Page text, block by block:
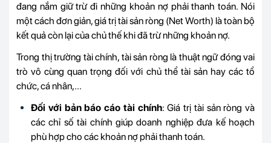
đang nắm giữ trừ đi những khoản nợ phải thanh toán. Nói
một cách đơn giản, giá trị tài sản ròng (Net Worth) là toàn bộ
kết quả còn lại của chủ thế khi đã trừ những khoản nợ.
Trong thị trường tài chính, tài sản ròng là thuật ngữ đóng vai
trò vô cùng quan trọng đối với chủ thể tài sản hay các tổ
chức, cá nhân,...
Đối với bản báo cáo tài chính: Giá trị tài sản ròng và
các chỉ số tài chính giúp doanh nghiệp đưa kế hoạch
phù hợp cho các khoản nợ phải thanh toán.